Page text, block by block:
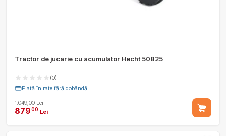
Tractor de jucarie cu acumulator Hecht 50825
(0)
Plată în rate fără dobândă
1.049,00 Lei
87900 Lei